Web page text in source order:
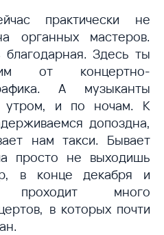
практически не
органных мастеров.
Здесь ты
от концертно-
А музыканты
утром, и по ночам. К
допоздна,
нам такси. Бывает
просто не выходишь
в конце декабря и
много
в которых почти